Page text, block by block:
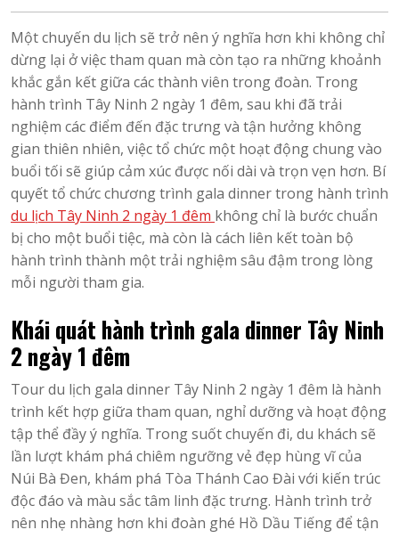
Một chuyến du lịch sẽ trở nên ý nghĩa hơn khi không chỉ
dừng lại ở việc tham quan mà còn tạo ra những khoảnh
khắc gắn kết giữa các thành viên trong đoàn. Trong
hành trình Tây Ninh 2 ngày 1 đêm, sau khi đã trải
nghiệm các điểm đến đặc trưng và tận hưởng không
gian thiên nhiên, việc tổ chức một hoạt động chung vào
buổi tối sẽ giúp cảm xúc được nối dài và trọn vẹn hơn. Bí
quyết tổ chức chương trình gala dinner trong hành trình
du lịch Tây Ninh 2 ngày 1 đêm không chỉ là bước chuẩn
bị cho một buổi tiệc, mà còn là cách liên kết toàn bộ
hành trình thành một trải nghiệm sâu đậm trong lòng
mỗi người tham gia.
Khái quát hành trình gala dinner Tây Ninh
2 ngày 1 đêm
Tour du lịch gala dinner Tây Ninh 2 ngày 1 đêm là hành
trình kết hợp giữa tham quan, nghỉ dưỡng và hoạt động
tập thể đầy ý nghĩa. Trong suốt chuyến đi, du khách sẽ
lần lượt khám phá chiêm ngưỡng vẻ đẹp hùng vĩ của
Núi Bà Đen, khám phá Tòa Thánh Cao Đài với kiến trúc
độc đáo và màu sắc tâm linh đặc trưng. Hành trình trở
nên nhẹ nhàng hơn khi đoàn ghé Hồ Dầu Tiếng để tận